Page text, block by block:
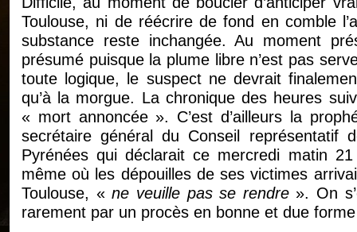
Toulouse, ni de réécrire de fond en comble
substance reste inchangée. Au moment
présumé puisque la plume libre n’est pas
toute logique, le suspect ne devrait
qu’à la morgue. La chronique des heures
« mort annoncée ». C’est d’ailleurs la
secrétaire général du Conseil représentatif
Pyrénées qui déclarait ce mercredi matin
même où les dépouilles de ses victimes
Toulouse, «ne veuille pas se rendre». On
rarement par un procès en bonne et due